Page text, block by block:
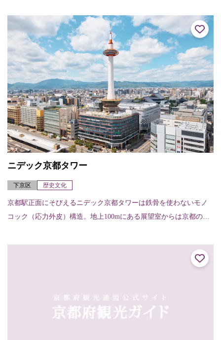
中心に広がっている。...
ニデック京都タワー
下京区 歴史文化
京都駅正面にそびえるニデック京都タワーは鉄骨を使わないモノ
コック（応力外皮）構造。地上100mにある展望室からは京都の四
る。